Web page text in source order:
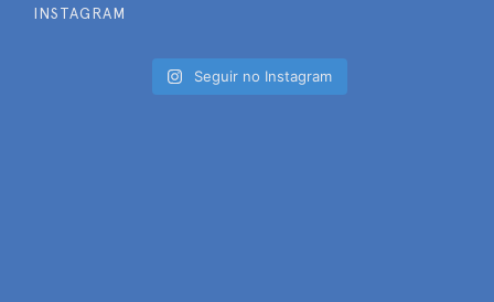
INSTAGRAM
Seguir no Instagram